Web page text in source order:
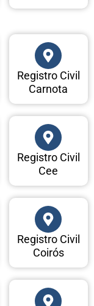
Registro Civil
Carnota
Registro Civil
Cee
Registro Civil
Coirós